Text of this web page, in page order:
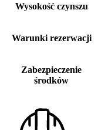
Wysokość czynszu
Warunki rezerwacji
Zabezpieczenie
środków